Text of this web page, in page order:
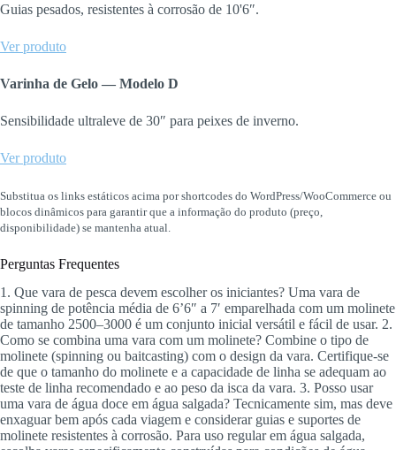
Guias pesados, resistentes à corrosão de 10'6″.
Ver produto
Varinha de Gelo — Modelo D
Sensibilidade ultraleve de 30″ para peixes de inverno.
Ver produto
Substitua os links estáticos acima por shortcodes do WordPress/WooCommerce ou
blocos dinâmicos para garantir que a informação do produto (preço,
disponibilidade) se mantenha atual.
Perguntas Frequentes
1. Que vara de pesca devem escolher os iniciantes? Uma vara de
spinning de potência média de 6’6″ a 7′ emparelhada com um molinete
de tamanho 2500–3000 é um conjunto inicial versátil e fácil de usar. 2.
Como se combina uma vara com um molinete? Combine o tipo de
molinete (spinning ou baitcasting) com o design da vara. Certifique-se
de que o tamanho do molinete e a capacidade de linha se adequam ao
teste de linha recomendado e ao peso da isca da vara. 3. Posso usar
uma vara de água doce em água salgada? Tecnicamente sim, mas deve
enxaguar bem após cada viagem e considerar guias e suportes de
molinete resistentes à corrosão. Para uso regular em água salgada,